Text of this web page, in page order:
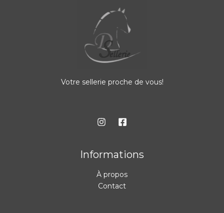
Votre sellerie proche de vous!
Informations
À propos
Contact